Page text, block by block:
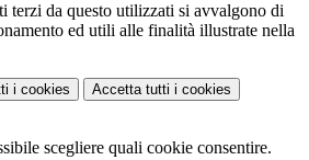
terzi da questo utilizzati si avvalgono di
ed utili alle finalità illustrate nella
i cookies Accetta tutti i cookies
scegliere quali cookie consentire.